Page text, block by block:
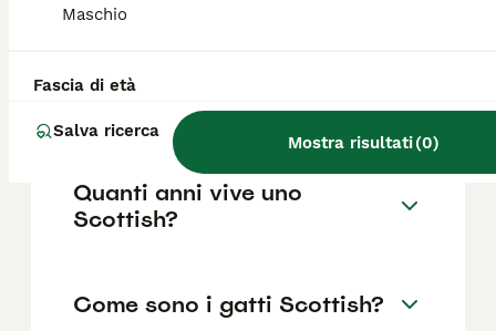
Maschio
Fascia di età
Salva ricerca
Mostra risultati(0)
Quali sono i difetti del gatto
Scottish Fold?
Quanti anni vive uno
Scottish?
Come sono i gatti Scottish?